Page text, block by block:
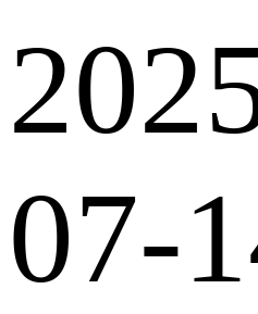
07-